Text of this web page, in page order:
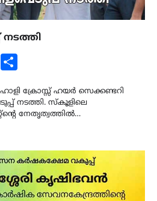
നടത്തി
Copy
ക്രോസ്സ് ഹയർ സെക്കണ്ടറി
നടത്തി. സ്കൂളിലെ
നേതൃത്വത്തിൽ…